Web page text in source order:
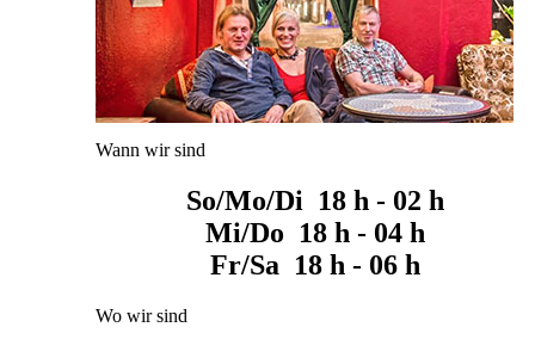
Wann wir sind
So/Mo/Di 18 h - 02 h
Mi/Do 18 h - 04 h
Fr/Sa 18 h - 06 h
Wo wir sind